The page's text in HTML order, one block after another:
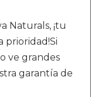
Naturals, ¡tu
prioridad!Si
ve grandes
garantía de